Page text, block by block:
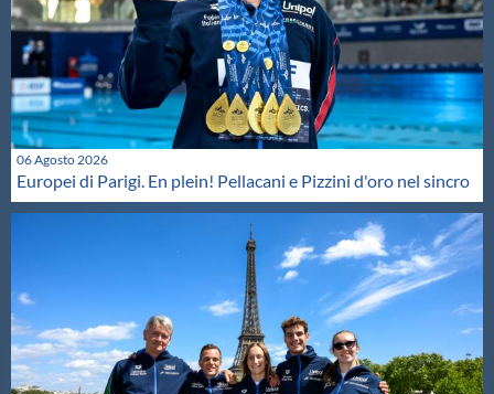
06 Agosto 2026
Europei di Parigi. En plein! Pellacani e Pizzini d'oro nel sincro